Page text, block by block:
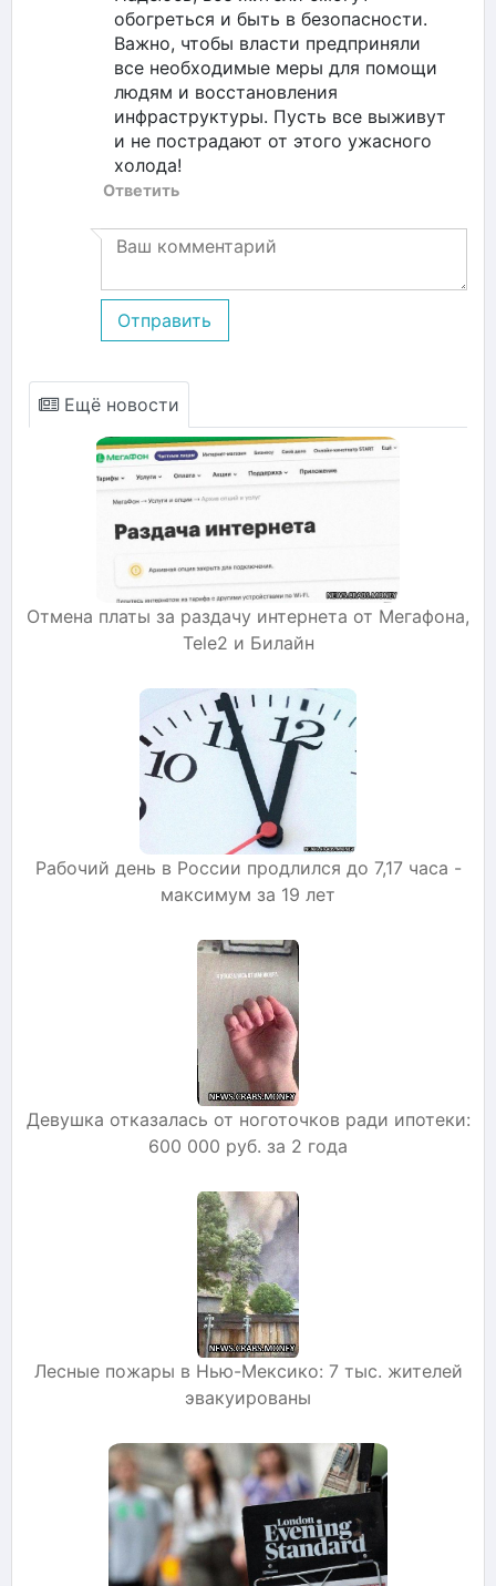
обогреться и быть в безопасности.
Важно, чтобы власти предприняли
все необходимые меры для помощи
людям и восстановления
инфраструктуры. Пусть все выживут
и не пострадают от этого ужасного
холода!
Ответить
Отправить
Ещё новости
Отмена платы за раздачу интернета от Мегафона,
Теle2 и Билайн
Рабочий день в России продлился до 7,17 часа -
максимум за 19 лет
Девушка отказалась от ноготочков ради ипотеки:
600 000 руб. за 2 года
Лесные пожары в Нью-Мексико: 7 тыс. жителей
эвакуированы